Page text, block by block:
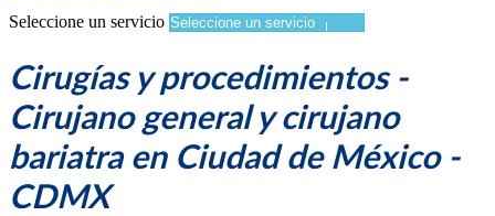
Seleccione un servicio
Cirugías y procedimientos -
Cirujano general y cirujano
bariatra en Ciudad de México -
CDMX